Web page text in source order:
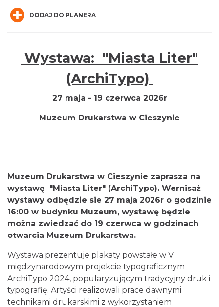
Patroni cieszyńskich ulic - wystawa
Cieszyn
2026-07-03
0.06 km
DODAJ DO PLANERA
Wystawa: "Miasta Liter"
(ArchiTypo)
27 maja - 19 czerwca 2026r
Muzeum Drukarstwa w Cieszynie
Muzeum Drukarstwa w Cieszynie zaprasza na
wystawę "Miasta Liter" (ArchiTypo). Wernisaż
wystawy odbędzie sie 27 maja 2026r o godzinie
16:00 w budynku Muzeum, wystawę będzie
można zwiedzać do 19 czerwca w godzinach
otwarcia Muzeum Drukarstwa.
Wystawa prezentuje plakaty powstałe w V
międzynarodowym projekcie typograficznym
ArchiTypo 2024, popularyzującym tradycyjny druk i
typografię. Artyści realizowali prace dawnymi
technikami drukarskimi z wykorzystaniem